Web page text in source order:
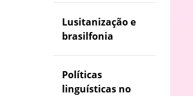
Lusitanização e
brasilfonia
Políticas
linguísticas no